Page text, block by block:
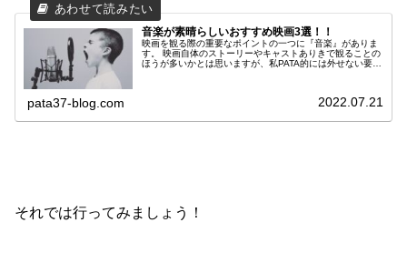
音楽が素晴らしいおすすめ映画3選！！
映画を観る際の重要なポイントの一つに『音楽』がありま
す。 映画自体のストーリーやキャストありきで観ることの
ほうが多いかとは思いますが、私PATA的には外せない要
ンションが上がるような気がしませんかね？
pata37-blog.com 2022.07.21
それでは行ってみましょう！